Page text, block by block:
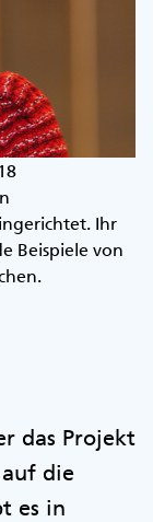
Ihr
Beispiele von
das Projekt
auf die
es in